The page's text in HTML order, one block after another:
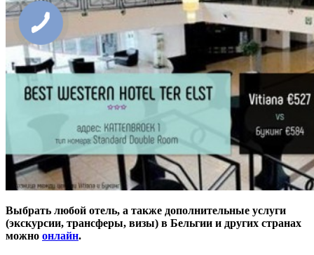
Выбрать любой отель, а также дополнительные услуги
(экскурсии, трансферы, визы) в Бельгии и других странах
можно онлайн.